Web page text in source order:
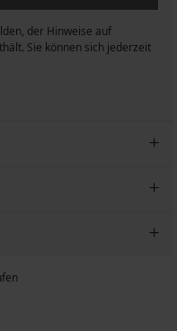
der Hinweise auf
Sie können sich jederzeit